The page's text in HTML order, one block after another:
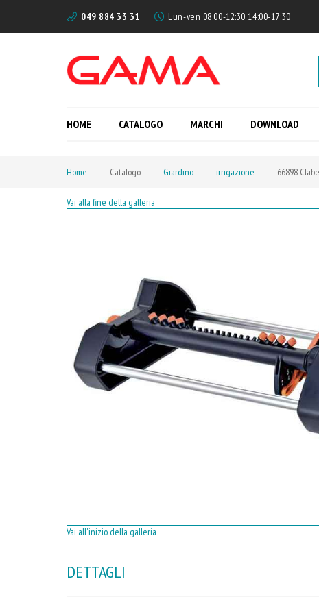
049 884 33 31 Lun-ven 08:00-12:30 14:00-17:30
HOME CATALOGO MARCHI DOWNLOAD
Home Catalogo Giardino irrigazione 66898
Vai alla fine della galleria
Vai all'inizio della galleria
DETTAGLI